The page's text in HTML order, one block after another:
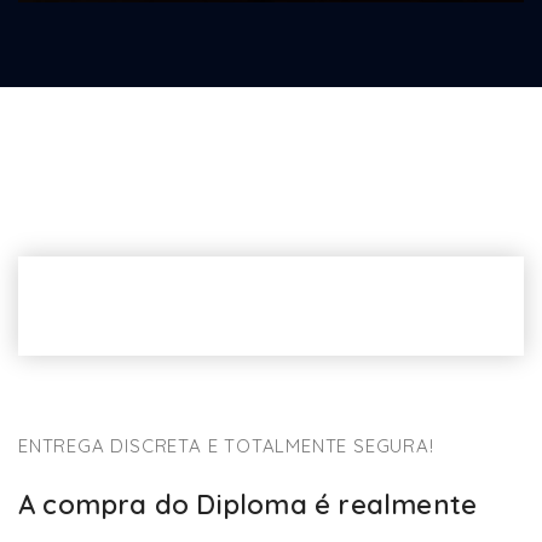
ENTREGA DISCRETA E TOTALMENTE SEGURA!
A compra do Diploma é realmente